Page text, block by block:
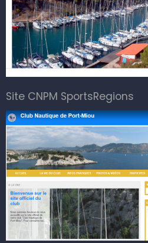
Site CNPM SportsRegions